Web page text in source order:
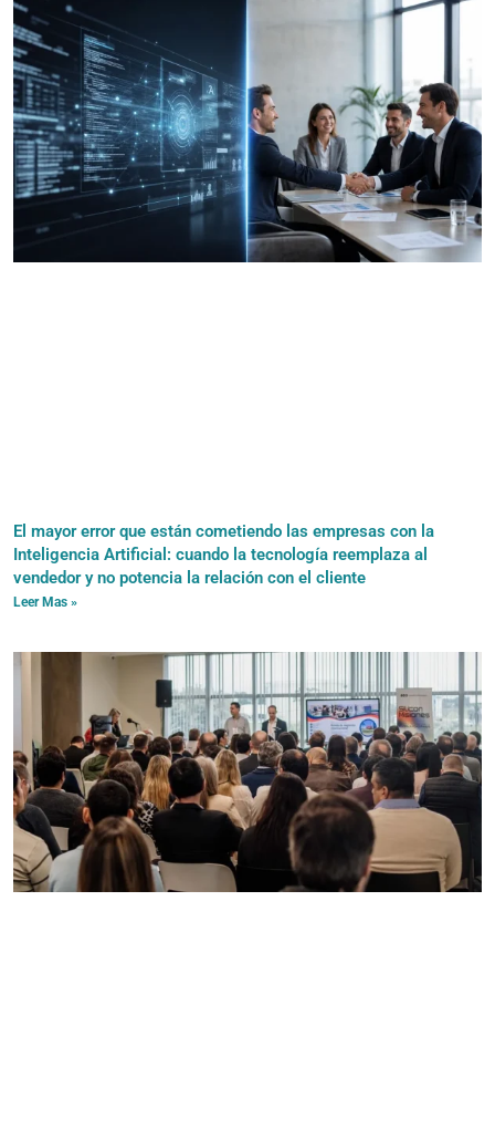
El mayor error que están cometiendo las empresas con la
Inteligencia Artificial: cuando la tecnología reemplaza al
vendedor y no potencia la relación con el cliente
Leer Mas »